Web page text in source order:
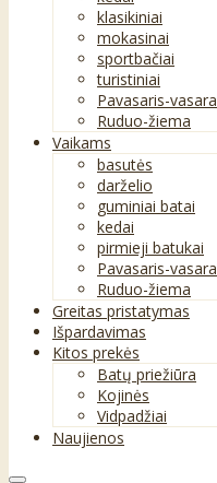
klasikiniai
mokasinai
sportbačiai
turistiniai
Pavasaris-vasara
Ruduo-žiema
Vaikams
basutės
darželio
guminiai batai
kedai
pirmieji batukai
Pavasaris-vasara
Ruduo-žiema
Greitas pristatymas
Išpardavimas
Kitos prekės
Batų priežiūra
Kojinės
Vidpadžiai
Naujienos